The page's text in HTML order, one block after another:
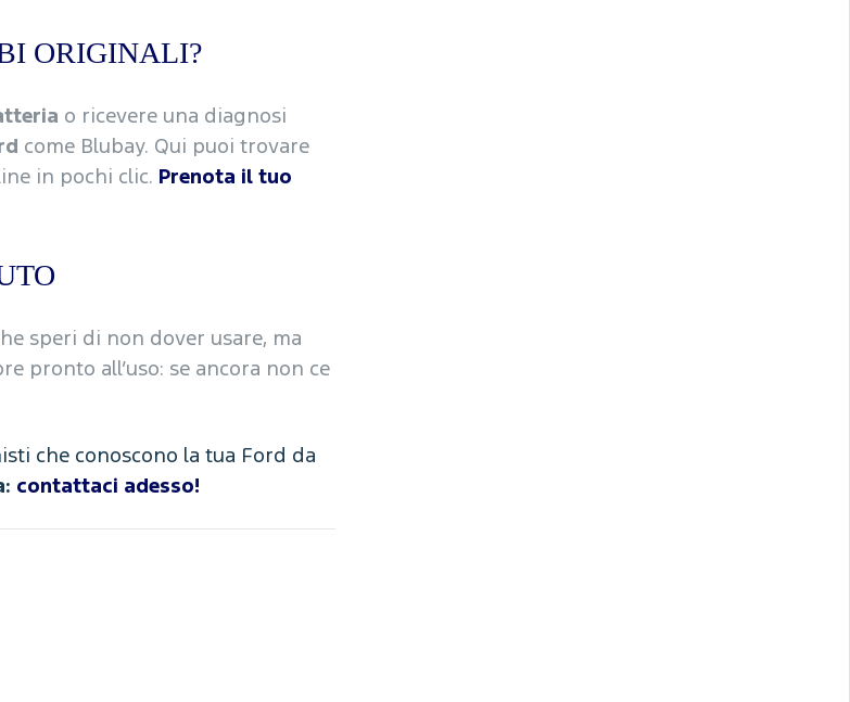
ORIGINALI?
o ricevere una diagnosi
come Blubay. Qui puoi trovare
in pochi clic. Prenota il tuo
speri di non dover usare, ma
pronto all’uso: se ancora non ce
che conoscono la tua Ford da
contattaci adesso!